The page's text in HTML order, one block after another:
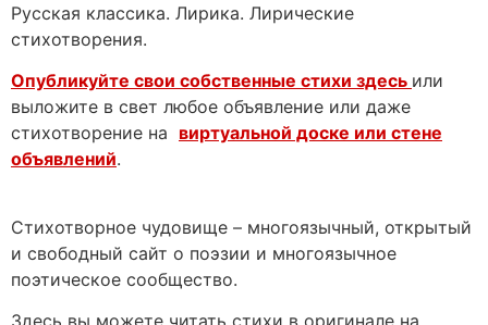
Русская классика. Лирика. Лирические
стихотворения.
Опубликуйте свои собственные стихи здесь или
выложите в свет любое объявление или даже
стихотворение на виртуальной доске или стене
объявлений.
Стихотворное чудовище – многоязычный, открытый
и свободный сайт о поэзии и многоязычное
поэтическое сообщество.
Здесь вы можете читать стихи в оригинале на